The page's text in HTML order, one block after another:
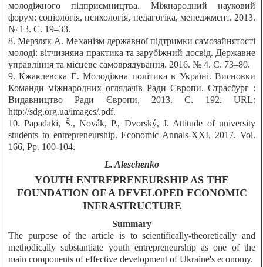
молодіжного підприємництва. Міжнародний науковий
форум: соціологія, психологія, педагогіка, менеджмент. 2013.
№ 13. С. 19–33.
8. Мерзляк А. Механізм державної підтримки самозайнятості
молоді: вітчизняна практика та зарубіжний досвід. Державне
управління та місцеве самоврядування. 2016. № 4. С. 73–80.
9. Кжаклевска Е. Молодіжна політика в Україні. Висновки
Команди міжнародних оглядачів Ради Європи. Страсбург :
Видавництво Ради Європи, 2013. С. 192. URL:
http://sdg.org.ua/images/.pdf.
10. Papadaki, Š., Novák, P., Dvorský, J. Attitude of university
students to entrepreneurship. Economic Annals-XXI, 2017. Vol.
166, Рp. 100-104.
L. Aleschenko
YOUTH ENTREPRENEURSHIP AS THE
FOUNDATION OF A DEVELOPED ECONOMIC
INFRASTRUCTURE
Summary
The purpose of the article is to scientifically-theoretically and
methodically substantiate youth entrepreneurship as one of the
main components of effective development of Ukraine's economy.